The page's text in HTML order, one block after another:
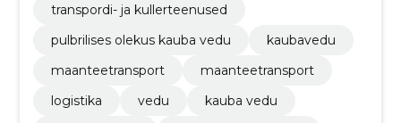
transpordi- ja kullerteenused
pulbrilises olekus kauba vedu
kaubavedu
maanteetransport
maanteetransport
logistika
vedu
kauba vedu